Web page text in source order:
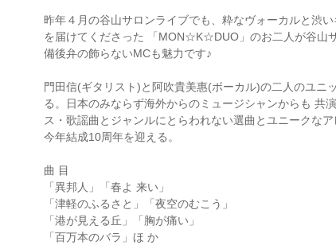
昨年４月の谷山サロンライブでも、粋なヴォーカルと渋
を届けてくださった 「MON☆K☆DUO」のお二人が谷山
備後弁の飾らないMCも魅力です♪
門田信(ギタリスト)と阿吹貴美惠(ボーカル)の二人のユニ
る。日本のみならず海外からのミュージシャンからも 共
ス・歌謡曲とジャンルにとらわれない選曲とユニークな
今年結成10周年を迎える。
曲 目
「異邦人」「春よ 来い」
「津軽のふるさと」「夜空のむこう」
「港が見える丘」「胸が痛い」
「百万本のバラ」ほ か